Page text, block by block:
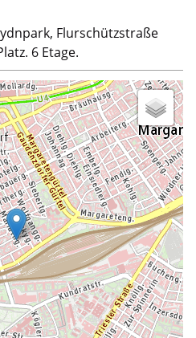
Flurschützstraße
6 Etage.